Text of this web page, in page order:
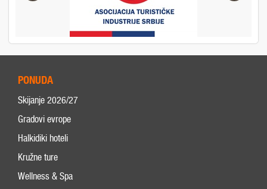
PONUDA
Skijanje 2026/27
Gradovi evrope
Halkidiki hoteli
Kružne ture
Wellness & Spa